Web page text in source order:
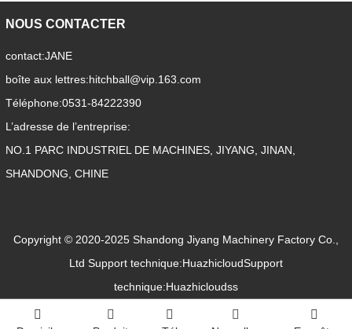
NOUS CONTACTER
contact:JANE
boîte aux lettres:hitchball@vip.163.com
Téléphone:0531-84222390
L’adresse de l’entreprise:
NO.1 PARC INDUSTRIEL DE MACHINES, JIYANG, JINAN,
SHANDONG, CHINE
Copyright © 2020-2025 Shandong Jiyang Machinery Factory Co.,
Ltd Support technique:HuazhicloudSupport
technique:Huazhicloudss